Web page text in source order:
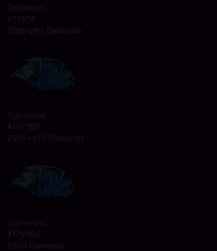
Одооноос
₮71'974
1500+265 Diamonds
Одооноос
₮107'980
2500+475 Diamonds
Одооноос
₮179'990
6000 Diamonds